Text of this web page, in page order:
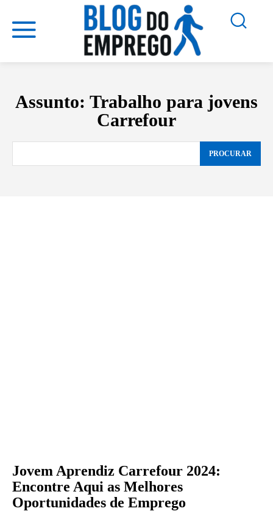
Assunto: Trabalho para jovens
Carrefour
PROCURAR
Jovem Aprendiz Carrefour 2024:
Encontre Aqui as Melhores
Oportunidades de Emprego